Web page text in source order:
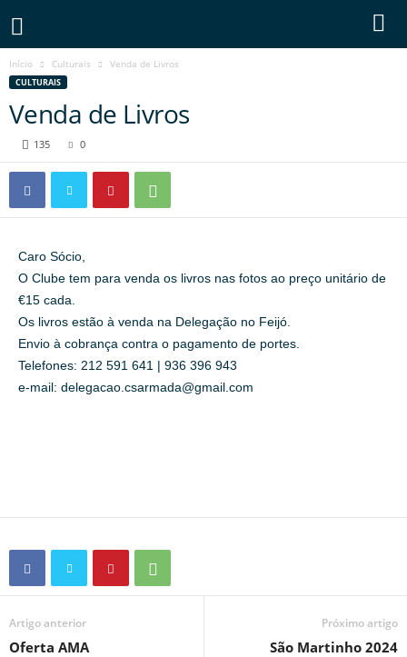
Início Culturais Venda de Livros
CULTURAIS
Venda de Livros
135 0
Caro Sócio,
O Clube tem para venda os livros nas fotos ao preço unitário de
€15 cada.
Os livros estão à venda na Delegação no Feijó.
Envio à cobrança contra o pagamento de portes.
Telefones: 212 591 641 | 936 396 943
e-mail: delegacao.csarmada@gmail.com
Artigo anterior
Oferta AMA
Próximo artigo
São Martinho 2024